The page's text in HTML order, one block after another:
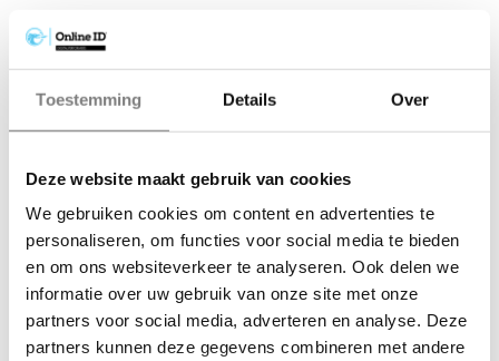
Toestemming Details Over
Deze website maakt gebruik van cookies
We gebruiken cookies om content en advertenties te
personaliseren, om functies voor social media te bieden
en om ons websiteverkeer te analyseren. Ook delen we
informatie over uw gebruik van onze site met onze
partners voor social media, adverteren en analyse. Deze
partners kunnen deze gegevens combineren met andere